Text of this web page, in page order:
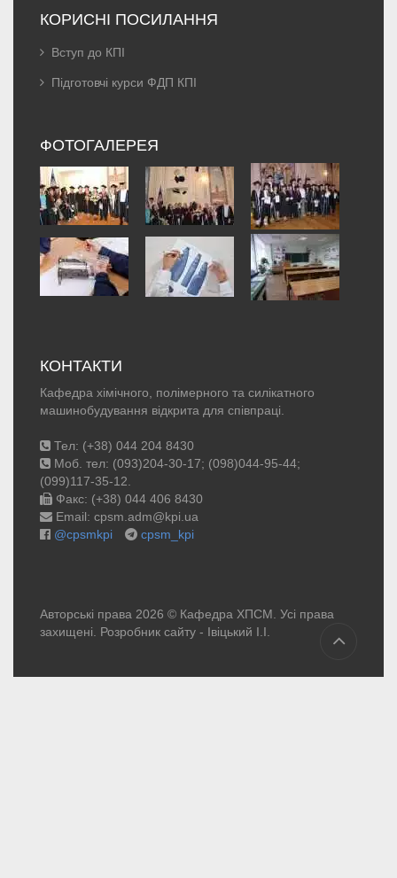
КОРИСНІ ПОСИЛАННЯ
Вступ до КПІ
Підготовчі курси ФДП КПІ
ФОТОГАЛЕРЕЯ
КОНТАКТИ
Кафедра хімічного, полімерного та силікатного
машинобудування відкрита для співпраці.
Тел: (+38) 044 204 8430
Моб. тел: (093)204-30-17; (098)044-95-44;
(099)117-35-12.
Факс: (+38) 044 406 8430
Email: cpsm.adm@kpi.ua
@cpsmkpi
cpsm_kpi
Авторські права 2026 © Кафедра ХПСМ. Усі права
захищені. Розробник сайту - Івіцький І.І.